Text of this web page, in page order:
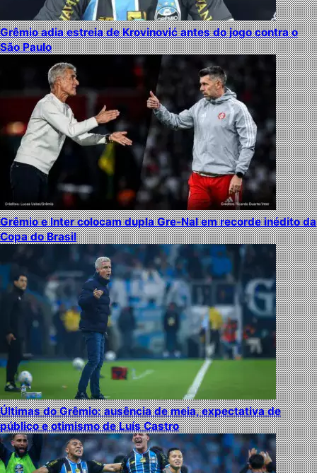
Grêmio adia estreia de Krovinović antes do jogo contra o
São Paulo
Grêmio e Inter colocam dupla Gre-Nal em recorde inédito da
Copa do Brasil
Últimas do Grêmio: ausência de meia, expectativa de
público e otimismo de Luís Castro